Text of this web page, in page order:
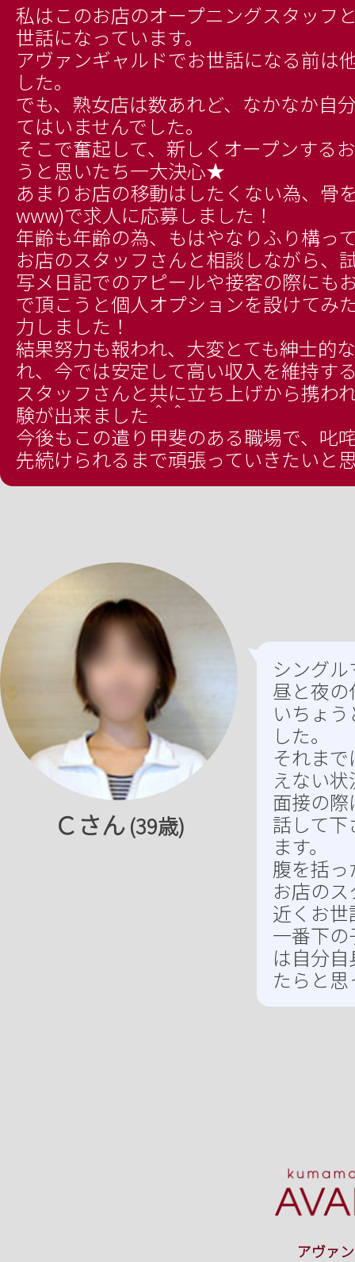
私はこのお店のオープニングスタッフ
世話になっています。
アヴァンギャルドでお世話になる前は
した。
でも、熟女店は数あれど、なかなか自
てはいませんでした。
そこで奮起して、新しくオープンする
うと思いたち一大決心★
あまりお店の移動はしたくない為、骨
www)で求人に応募しました！
年齢も年齢の為、もはやなりふり構っ
お店のスタッフさんと相談しながら、
写メ日記でのアピールや接客の際にも
で頂こうと個人オプションを設けてみ
力しました！
結果努力も報われ、大変とても紳士的
れ、今では安定して高い収入を維持す
スタッフさんと共に立ち上げから携わ
験が出来ました＾＾
今後もこの遣り甲斐のある職場で、叱
先続けられるまで頑張っていきたいと
Ｃさん (39歳)
シング
昼と夜
いちょ
した。
それま
えない
面接の
話して
ます。
腹を括
お店の
近くお
一番下
は自分
たらと
アヴァ